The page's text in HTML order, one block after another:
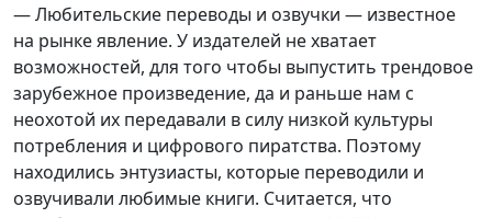
— Любительские переводы и озвучки — известное
на рынке явление. У издателей не хватает
возможностей, для того чтобы выпустить трендовое
зарубежное произведение, да и раньше нам с
неохотой их передавали в силу низкой культуры
потребления и цифрового пиратства. Поэтому
находились энтузиасты, которые переводили и
озвучивали любимые книги. Считается, что